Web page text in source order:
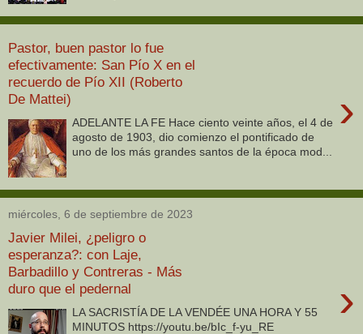
Pastor, buen pastor lo fue
efectivamente: San Pío X en el
recuerdo de Pío XII (Roberto
De Mattei)
›
ADELANTE LA FE Hace ciento veinte años, el 4 de
agosto de 1903, dio comienzo el pontificado de
uno de los más grandes santos de la época mod...
miércoles, 6 de septiembre de 2023
Javier Milei, ¿peligro o
esperanza?: con Laje,
Barbadillo y Contreras - Más
duro que el pedernal
›
LA SACRISTÍA DE LA VENDÉE UNA HORA Y 55
MINUTOS https://youtu.be/bIc_f-yu_RE